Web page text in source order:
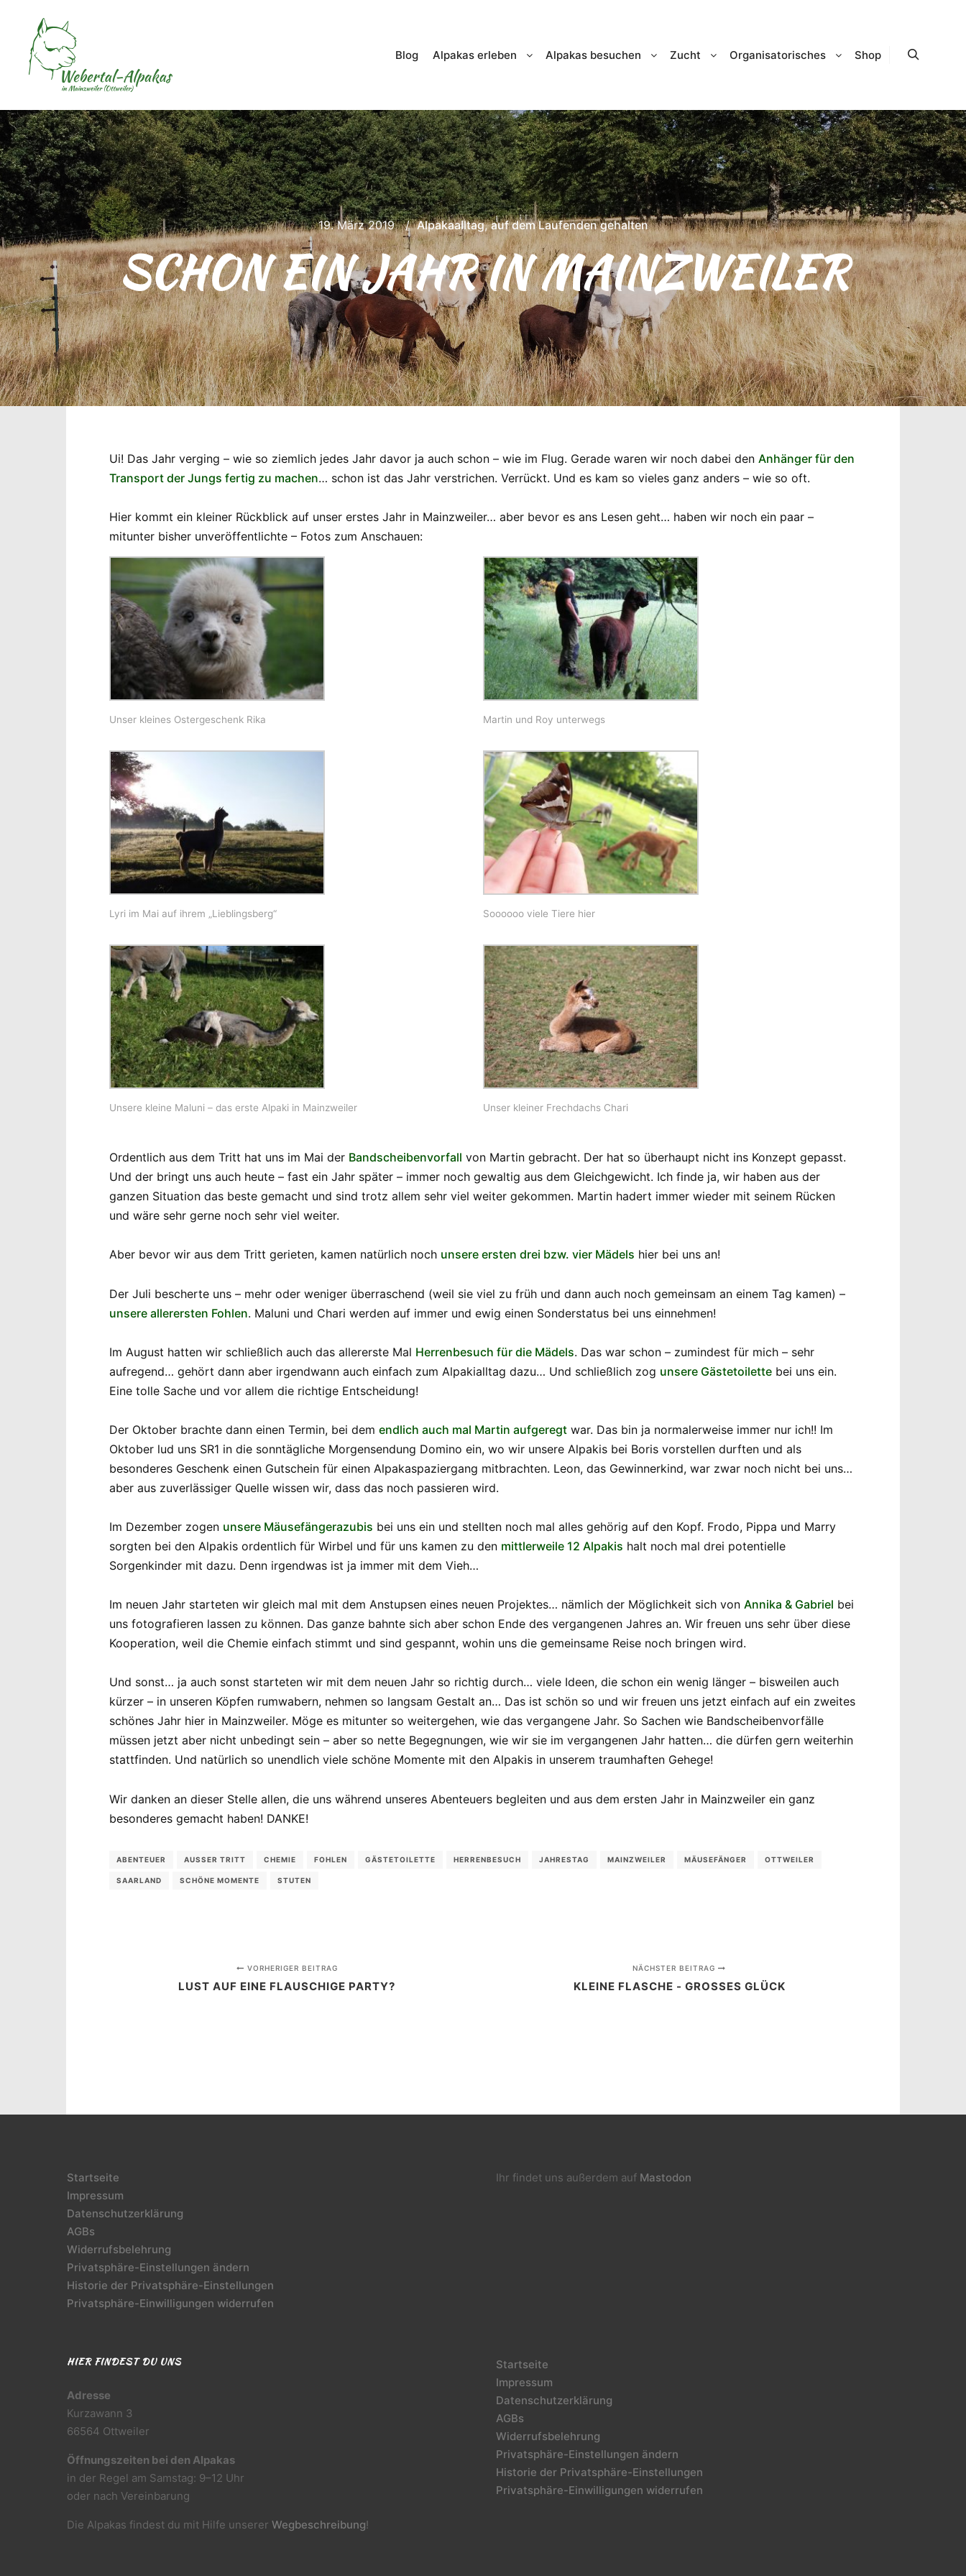
Blog Alpakas erleben Alpakas besuchen Zucht Organisatorisches Shop
19. März 2019 Alpakaalltag,auf dem Laufenden gehalten
SCHON EIN JAHR IN MAINZWEILER
Ui! Das Jahr verging – wie so ziemlich jedes Jahr davor ja auch schon – wie im Flug. Gerade waren wir noch dabei den Anhänger für den
Transport der Jungs fertig zu machen… schon ist das Jahr verstrichen. Verrückt. Und es kam so vieles ganz anders – wie so oft.
Hier kommt ein kleiner Rückblick auf unser erstes Jahr in Mainzweiler… aber bevor es ans Lesen geht… haben wir noch ein paar –
mitunter bisher unveröffentlichte – Fotos zum Anschauen:
Unser kleines Ostergeschenk Rika Martin und Roy unterwegs
Lyri im Mai auf ihrem „Lieblingsberg“ Soooooo viele Tiere hier
Unsere kleine Maluni – das erste Alpaki in Mainzweiler Unser kleiner Frechdachs Chari
Ordentlich aus dem Tritt hat uns im Mai der Bandscheibenvorfall von Martin gebracht. Der hat so überhaupt nicht ins Konzept gepasst.
Und der bringt uns auch heute – fast ein Jahr später – immer noch gewaltig aus dem Gleichgewicht. Ich finde ja, wir haben aus der
ganzen Situation das beste gemacht und sind trotz allem sehr viel weiter gekommen. Martin hadert immer wieder mit seinem Rücken
und wäre sehr gerne noch sehr viel weiter.
Aber bevor wir aus dem Tritt gerieten, kamen natürlich noch unsere ersten drei bzw. vier Mädels hier bei uns an!
Der Juli bescherte uns – mehr oder weniger überraschend (weil sie viel zu früh und dann auch noch gemeinsam an einem Tag kamen) –
unsere allerersten Fohlen. Maluni und Chari werden auf immer und ewig einen Sonderstatus bei uns einnehmen!
Im August hatten wir schließlich auch das allererste Mal Herrenbesuch für die Mädels. Das war schon – zumindest für mich – sehr
aufregend… gehört dann aber irgendwann auch einfach zum Alpakialltag dazu… Und schließlich zog unsere Gästetoilette bei uns ein.
Eine tolle Sache und vor allem die richtige Entscheidung!
Der Oktober brachte dann einen Termin, bei dem endlich auch mal Martin aufgeregt war. Das bin ja normalerweise immer nur ich!! Im
Oktober lud uns SR1 in die sonntägliche Morgensendung Domino ein, wo wir unsere Alpakis bei Boris vorstellen durften und als
besonderes Geschenk einen Gutschein für einen Alpakaspaziergang mitbrachten. Leon, das Gewinnerkind, war zwar noch nicht bei uns…
aber aus zuverlässiger Quelle wissen wir, dass das noch passieren wird.
Im Dezember zogen unsere Mäusefängerazubis bei uns ein und stellten noch mal alles gehörig auf den Kopf. Frodo, Pippa und Marry
sorgten bei den Alpakis ordentlich für Wirbel und für uns kamen zu den mittlerweile 12 Alpakis halt noch mal drei potentielle
Sorgenkinder mit dazu. Denn irgendwas ist ja immer mit dem Vieh…
Im neuen Jahr starteten wir gleich mal mit dem Anstupsen eines neuen Projektes… nämlich der Möglichkeit sich von Annika & Gabriel bei
uns fotografieren lassen zu können. Das ganze bahnte sich aber schon Ende des vergangenen Jahres an. Wir freuen uns sehr über diese
Kooperation, weil die Chemie einfach stimmt und sind gespannt, wohin uns die gemeinsame Reise noch bringen wird.
Und sonst… ja auch sonst starteten wir mit dem neuen Jahr so richtig durch… viele Ideen, die schon ein wenig länger – bisweilen auch
kürzer – in unseren Köpfen rumwabern, nehmen so langsam Gestalt an… Das ist schön so und wir freuen uns jetzt einfach auf ein zweites
schönes Jahr hier in Mainzweiler. Möge es mitunter so weitergehen, wie das vergangene Jahr. So Sachen wie Bandscheibenvorfälle
müssen jetzt aber nicht unbedingt sein – aber so nette Begegnungen, wie wir sie im vergangenen Jahr hatten… die dürfen gern weiterhin
stattfinden. Und natürlich so unendlich viele schöne Momente mit den Alpakis in unserem traumhaften Gehege!
Wir danken an dieser Stelle allen, die uns während unseres Abenteuers begleiten und aus dem ersten Jahr in Mainzweiler ein ganz
besonderes gemacht haben! DANKE!
ABENTEUER AUSSER TRITT CHEMIE FOHLEN GÄSTETOILETTE HERRENBESUCH JAHRESTAG MAINZWEILER MÄUSEFÄNGER OTTWEILER
SAARLAND SCHÖNE MOMENTE STUTEN
VORHERIGER BEITRAG
LUST AUF EINE FLAUSCHIGE PARTY?
NÄCHSTER BEITRAG
KLEINE FLASCHE - GROSSES GLÜCK
Startseite
Impressum
Datenschutzerklärung
AGBs
Widerrufsbelehrung
Privatsphäre-Einstellungen ändern
Historie der Privatsphäre-Einstellungen
Privatsphäre-Einwilligungen widerrufen
Ihr findet uns außerdem auf Mastodon
HIER FINDEST DU UNS
Adresse
Kurzawann 3
66564 Ottweiler
Öffnungszeiten bei den Alpakas
in der Regel am Samstag: 9–12 Uhr
oder nach Vereinbarung
Die Alpakas findest du mit Hilfe unsererWegbeschreibung!
Startseite
Impressum
Datenschutzerklärung
AGBs
Widerrufsbelehrung
Privatsphäre-Einstellungen ändern
Historie der Privatsphäre-Einstellungen
Privatsphäre-Einwilligungen widerrufen